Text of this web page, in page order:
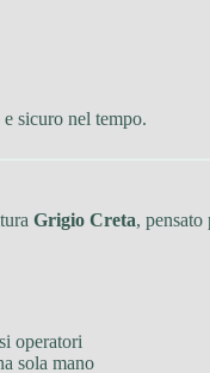
sicuro nel tempo.
Grigio Creta, pensato
operatori
sola mano